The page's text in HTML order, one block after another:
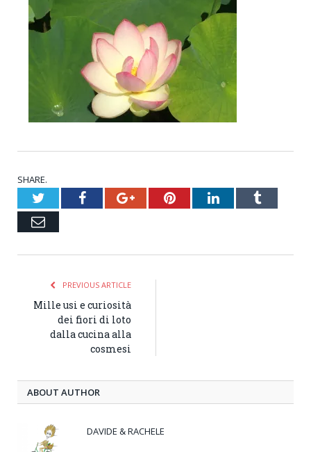
SHARE.
TwitterFacebookGoogle+PinterestLinkedInTumblr
Email
PREVIOUS ARTICLE
Mille usi e curiosità
dei fiori di loto
dalla cucina alla
cosmesi
ABOUT AUTHOR
DAVIDE & RACHELE